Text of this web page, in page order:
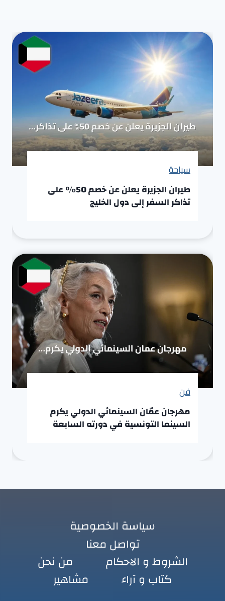
سياحة
طيران الجزيرة يعلن عن خصم 50% على
تذاكر السفر إلى دول الخليج
فن
مهرجان عمّان السينمائي الدولي يكرم
السينما التونسية في دورته السابعة
سياسة الخصوصية
تواصل معنا
الشروط و الاحكام
من نحن
كتاب و آراء
مشاهير